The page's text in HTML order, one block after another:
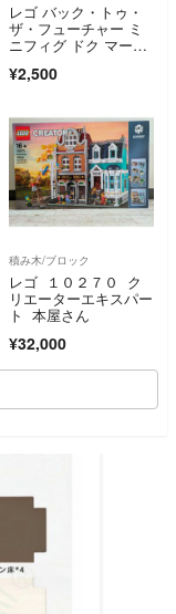
レゴ バック・トゥ・
ザ・フューチャー ミ
ニフィグ ドク マーテ
¥2,500
積み木/ブロック
レゴ １０２７０ ク
リエーターエキスパー
ト 本屋さん
¥32,000